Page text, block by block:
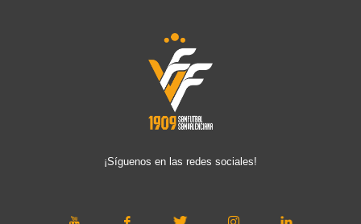
¡Síguenos en las redes sociales!